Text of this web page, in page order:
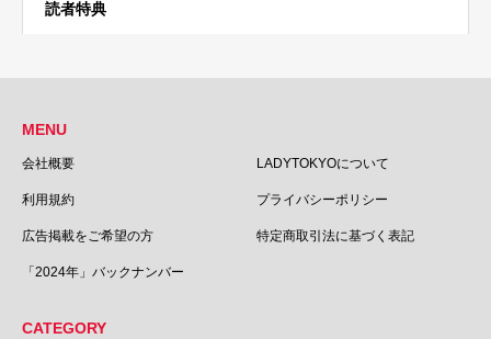
読者特典
MENU
会社概要 LADYTOKYOについて
利用規約 プライバシーポリシー
広告掲載をご希望の方 特定商取引法に基づく表記
「2024年」バックナンバー
CATEGORY